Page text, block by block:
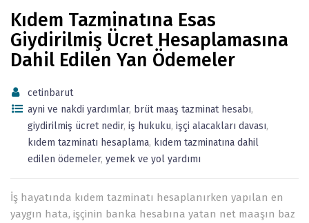
Kıdem Tazminatına Esas
Giydirilmiş Ücret Hesaplamasına
Dahil Edilen Yan Ödemeler
cetinbarut
ayni ve nakdi yardımlar, brüt maaş tazminat hesabı,
giydirilmiş ücret nedir, iş hukuku, işçi alacakları davası,
kıdem tazminatı hesaplama, kıdem tazminatına dahil
edilen ödemeler, yemek ve yol yardımı
İş hayatında kıdem tazminatı hesaplanırken yapılan en
yaygın hata, işçinin banka hesabına yatan net maaşın baz